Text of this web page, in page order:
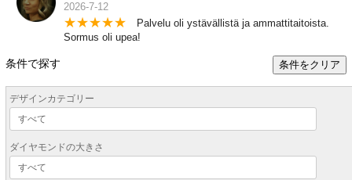
2026-7-12
★★★★★ Palvelu oli ystävällistä ja ammattitaitoista.
Sormus oli upea!
条件で探す 条件をクリア
デザインカテゴリー
ダイヤモンドの大きさ